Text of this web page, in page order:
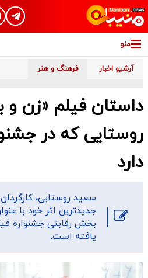
منو
آرشیو اخبار فرهنگ و هنر
داستان فیلم «زن
روستایی که در
دارد
سعید روستایی،
جدیدترین اثر خود با
بخش رقابتی جشنواره
یافته است.